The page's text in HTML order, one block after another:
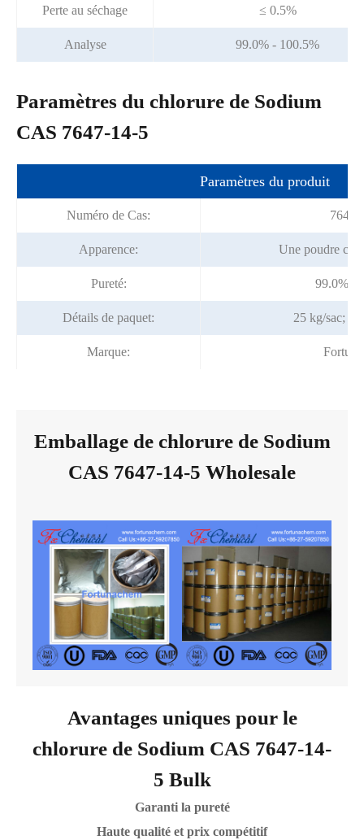
Perte au séchage ≤ 0.5%
Analyse 99.0% - 100.5%
Paramètres du chlorure de Sodium
CAS 7647-14-5
Paramètres du produit
Numéro de Cas: 7647-
Apparence: Une poudre
Pureté: 99.0% -
Détails de paquet: 25 kg/sac;
Marque:
Emballage de chlorure de Sodium
CAS 7647-14-5 Wholesale
Avantages uniques pour le
chlorure de Sodium CAS 7647-14-
5 Bulk
Garanti la pureté
Haute qualité et prix compétitif